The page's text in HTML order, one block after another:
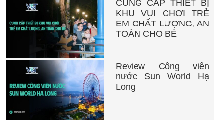
CUNG CẤP THIẾT BỊ
KHU VUI CHƠI TRẺ
EM CHẤT LƯỢNG, AN
TOÀN CHO BÉ
Review Công viên
nước Sun World Hạ
Long